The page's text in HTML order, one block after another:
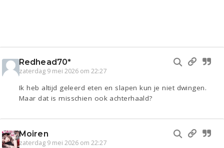
Redhead70*
zaterdag 9 mei 2026 om 22:27
Ik heb altijd geleerd eten en slapen kun je niet dwingen.
Maar dat is misschien ook achterhaald?
Moiren
zaterdag 9 mei 2026 om 22:27